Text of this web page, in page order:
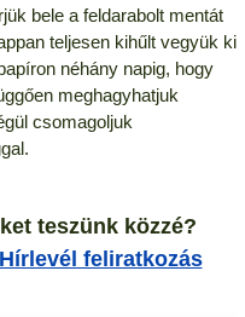
bele a feldarabolt mentát
teljesen kihűlt vegyük ki
néhány napig, hogy
meghagyhatjuk
csomagoljuk
teszünk közzé?
Hírlevél feliratkozás